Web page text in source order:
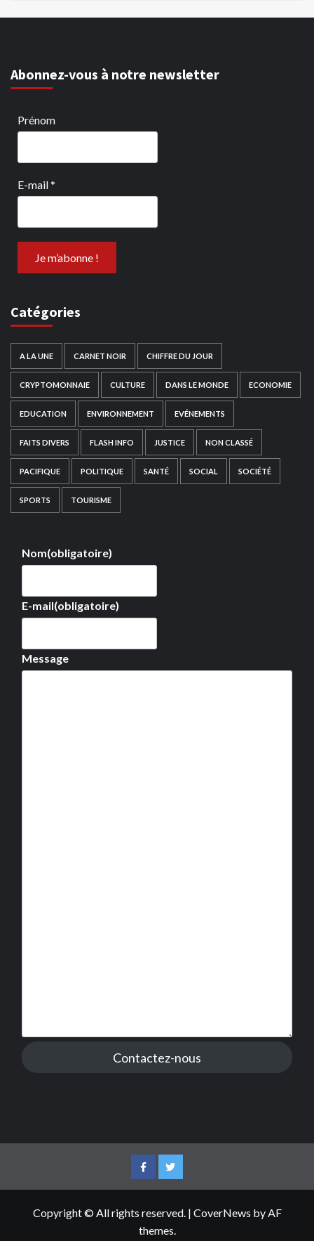
Abonnez-vous à notre newsletter
Prénom
E-mail*
Catégories
A LA UNE CARNET NOIR CHIFFRE DU JOUR
CRYPTOMONNAIE CULTURE DANS LE MONDE ECONOMIE
EDUCATION ENVIRONNEMENT EVÉNEMENTS
FAITS DIVERS FLASH INFO JUSTICE NON CLASSÉ
PACIFIQUE POLITIQUE SANTÉ SOCIAL SOCIÉTÉ
SPORTS TOURISME
Nom(obligatoire)
E-mail(obligatoire)
Message
Contactez-nous
FacebookTwitter
Copyright © All rights reserved. | CoverNews by AF
themes.